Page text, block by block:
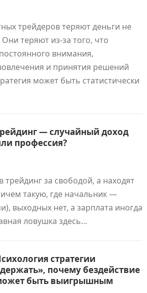
трейдеров теряют деньги не
теряют из‑за того, что
внимания,
и принятия решений
может быть статистически
— случайный доход
профессия?
трейдинг за свободой, а находят
такую, где начальник —
выходных нет, а зарплата иногда
ловушка здесь…
стратегии
почему бездействие
быть выигрышным